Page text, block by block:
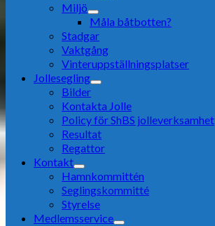
Miljö
Måla båtbotten?
Stadgar
Vaktgång
Vinteruppställningsplatser
Jollesegling
Bilder
Kontakta Jolle
Policy för ShBS jolleverksamhet
Resultat
Regattor
Kontakt
Hamnkommittén
Seglingskommitté
Styrelse
Medlemsservice